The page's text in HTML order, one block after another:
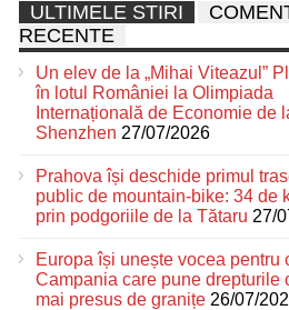
ULTIMELE STIRI
RECENTE
Un elev de la „Mihai Viteazul”
în lotul României la Olimpiada
Internațională de Economie de
Shenzhen 27/07/2026
Prahova își deschide primul
public de mountain-bike: 34 de
prin podgoriile de la Tătaru 27/
Europa își unește vocea pentru
Campania care pune drepturile
mai presus de granițe 26/07/